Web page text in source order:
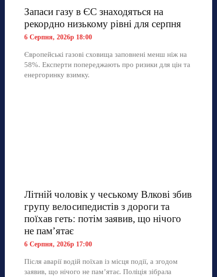
Запаси газу в ЄС знаходяться на
рекордно низькому рівні для серпня
6 Серпня, 2026р 18:00
Європейські газові сховища заповнені менш ніж на
58%. Експерти попереджають про ризики для цін та
енергоринку взимку.
Літній чоловік у чеському Влкові збив
групу велосипедистів з дороги та
поїхав геть: потім заявив, що нічого
не пам’ятає
6 Серпня, 2026р 17:00
Після аварії водій поїхав із місця події, а згодом
заявив, що нічого не пам’ятає. Поліція зібрала